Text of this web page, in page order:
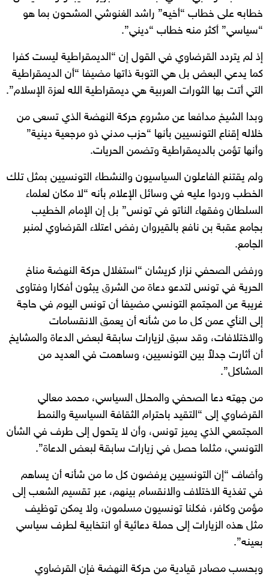
خطابه على خطاب “أخيه” راشد الغنوشي المشحون بما هو
“سياسي” أكثر منه خطاب “ديني”.
إذ لم يتردد القرضاوي في القول إن “الديمقراطية ليست كفرا
كما يدعي البعض بل هي التوبة ذاتها مضيفا “أن الديمقراطية
التي أتت بها الثورات العربية هي ديمقراطية الله لعزة الإسلام”.
وبدا الشيخ مدافعا عن مشروع حركة النهضة الذي تسعى من
خلاله إقناع التونسيين بأنها “حزب مدني ذو مرجعية دينية”
وأنها تؤمن بالديمقراطية وتضمن الحريات.
ولم يقتنع الفاعلون السياسيون والنشطاء التونسيين بمثل تلك
الخطب وردوا عليه في وسائل الإعلام بأنه “لا مكان لعلماء
السلطان وفقهاء الناتو في تونس” بل إن الإمام الخطيب
بجامع عقبة بن نافع بالقيروان رفض اعتلاء القرضاوي لمنبر
الجامع.
ورفض الصحفي نزار كريشان “استغلال حركة النهضة مناخ
الحرية في تونس لتدعو دعاة من الشرق يبثون أفكارا وفتاوى
غريبة عن المجتمع التونسي مضيفا أن تونس اليوم في حاجة
إلى النأي عمن كل ما من شأنه أن يعمق الانقسامات
والاختلافات، وقد سبق لزيارات سابقة لبعض الدعاة والمشايخ
أن أثارت جدلاً بين التونسيين، وساهمت في العديد من
المشاكل”.
من جهته دعا الصحفي والمحلل السياسي، محمد معالي
القرضاوي إلى “التقيد باحترام الثقافة السياسية والنمط
المجتمعي الذي يميز تونس، وأن لا يتحول إلى طرف في الشأن
التونسي، مثلما حصل في زيارات سابقة لبعض الدعاة”.
وأضاف “إن التونسيين يرفضون كل ما من شأنه أن يساهم
في تغذية الاختلاف والانقسام بينهم، عبر تقسيم الشعب إلى
مؤمن وكافر، فكلنا تونسيون مسلمون، ولا يمكن توظيف
مثل هذه الزيارات إلى حملة دعائية أو انتخابية لطرف سياسي
بعينه”.
وبحسب مصادر قيادية من حركة النهضة فإن القرضاوي